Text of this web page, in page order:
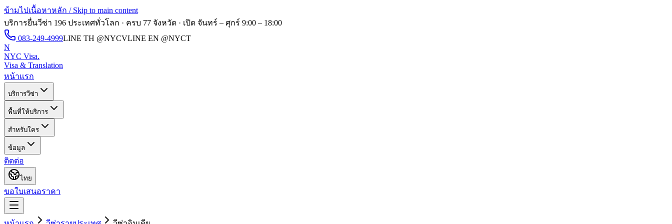
ข้ามไปเนื้อหาหลัก / Skip to main content
บริการยื่นวีซ่า 196 ประเทศทั่วโลก · ครบ 77 จังหวัด · เปิด จันทร์ – ศุกร์ 9:00 – 18:00
083-249-4999LINE TH @NYCVLINE EN @NYCT
N
NYC Visa.
Visa & Translation
หน้าแรก
บริการวีซ่า
พื้นที่ให้บริการ
สำหรับใคร
ข้อมูล
ติดต่อ
ไทย
ขอใบเสนอราคา